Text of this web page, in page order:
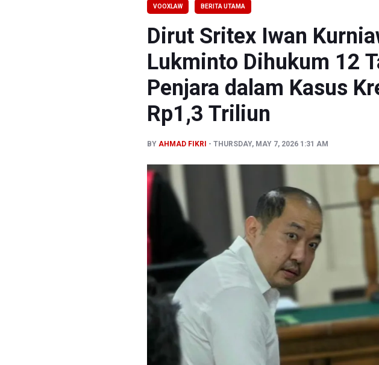
Persebaya Juara Piala Presiden
BRIN Sebut Teknologi ANG
VOOXLAW BERITA UTAMA
Dirut Sritex Iwan
Lukminto Dihukum 12
Penjara dalam Kasus
Rp1,3 Triliun
BY AHMAD FIKRI THURSDAY, MAY 7, 2026 1:31 AM